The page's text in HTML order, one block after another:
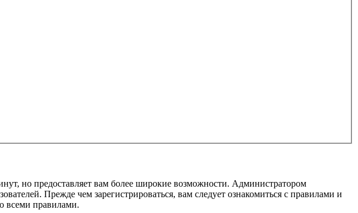
но предоставляет вам более широкие возможности. Администратором
Прежде чем зарегистрироваться, вам следует ознакомиться с правилами и
всеми правилами.